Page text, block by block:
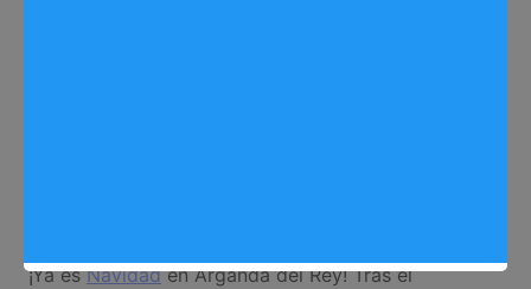
¡Ya esNavidaden Arganda del Rey! Tras el